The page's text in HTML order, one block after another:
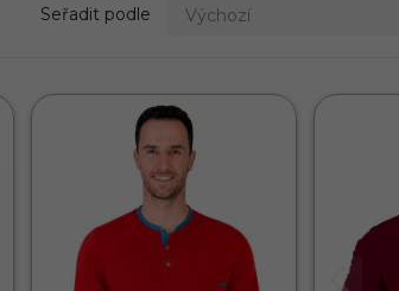
Seřadit podle Výchozí